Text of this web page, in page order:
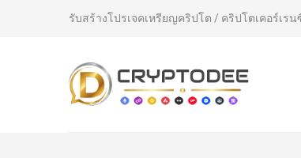
รับสร้างโปรเจคเหรียญคริปโต / คริปโตเคอร์เรน